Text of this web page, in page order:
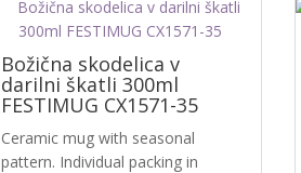
Božična skodelica v
darilni škatli 300ml
FESTIMUG CX1571-35
Ceramic mug with seasonal
pattern. Individual packing in